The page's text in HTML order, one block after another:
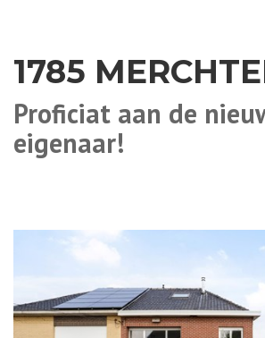
1785
Proficiat aan de
eigenaar!